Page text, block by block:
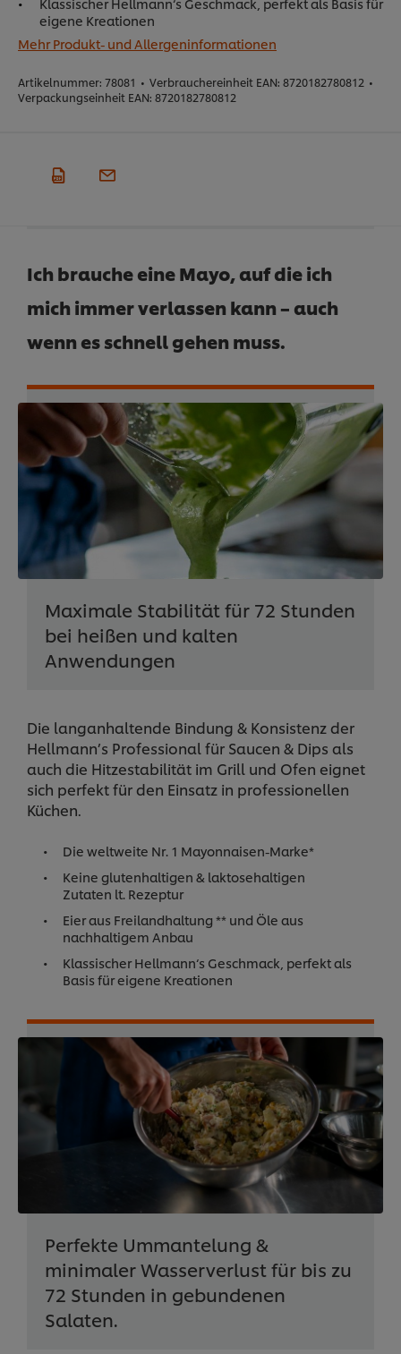
Klassischer Hellmann‘s Geschmack, perfekt als Basis für
eigene Kreationen
Mehr Produkt- und Allergeninformationen
Artikelnummer: 78081 • Verbrauchereinheit EAN: 8720182780812 •
Verpackungseinheit EAN: 8720182780812
Ich brauche eine Mayo, auf die ich
mich immer verlassen kann – auch
wenn es schnell gehen muss.
Maximale Stabilität für 72 Stunden
bei heißen und kalten
Anwendungen
Die langanhaltende Bindung & Konsistenz der
Hellmann’s Professional für Saucen & Dips als
auch die Hitzestabilität im Grill und Ofen eignet
sich perfekt für den Einsatz in professionellen
Küchen.
Die weltweite Nr. 1 Mayonnaisen-Marke*
Keine glutenhaltigen & laktosehaltigen
Zutaten lt. Rezeptur
Eier aus Freilandhaltung ** und Öle aus
nachhaltigem Anbau
Klassischer Hellmann‘s Geschmack, perfekt als
Basis für eigene Kreationen
Perfekte Ummantelung &
minimaler Wasserverlust für bis zu
72 Stunden in gebundenen
Salaten.